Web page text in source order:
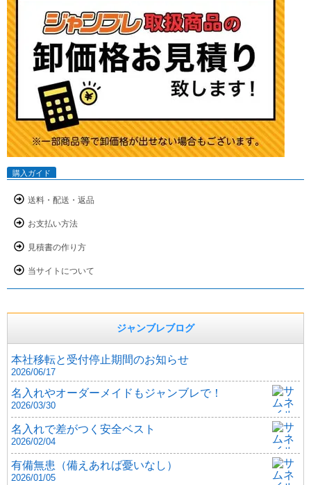
購入ガイド
送料・配送・返品
お支払い方法
見積書の作り方
当サイトについて
ジャンブレブログ
本社移転と受付停止期間のお知らせ
2026/06/17
名入れやオーダーメイドもジャンブレで！
2026/03/30
名入れで差がつく安全ベスト
2026/02/04
有備無患（備えあれば憂いなし）
2026/01/05